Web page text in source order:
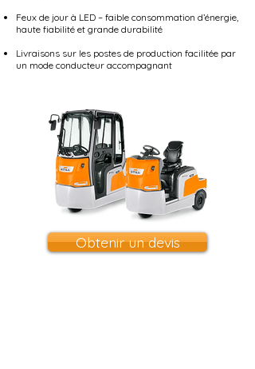
Feux de jour à LED – faible consommation d’énergie,
haute fiabilité et grande durabilité
Livraisons sur les postes de production facilitée par
un mode conducteur accompagnant
Obtenir un devis